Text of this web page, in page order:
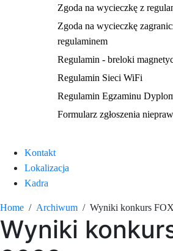
Zgoda na wycieczkę z
Zgoda na wycieczkę
regulaminem
Regulamin - breloki
Regulamin Sieci WiFi
Regulamin Egzaminu
Formularz zgłoszenia
Kontakt
Lokalizacja
Kadra
Home Archiwum Wyniki konkurs
Wyniki